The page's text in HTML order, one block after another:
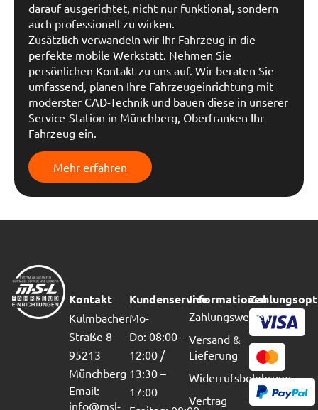
darauf ausgerichtet, nicht nur funktional, sondern
auch professionell zu wirken.
Zusätzlich verwandeln wir Ihr Fahrzeug in die
perfekte mobile Werkstatt. Nehmen Sie
persönlichen Kontakt zu uns auf. Wir beraten Sie
umfassend, planen Ihre Fahrzeugeinrichtung mit
moderster CAD-Technik und bauen diese in unserer
Service-Station in Münchberg, Oberfranken Ihr
Fahrzeug ein.
Mehr erfahren
Kontakt
Kulmbacher
Straße 8
95213
Münchberg
Email:
info@msl-
Kundenservice
Mo-
Do: 08:00 –
12:00 /
13:30 –
17:00
Informationen
Zahlungsweisen
Versand &
Lieferung
Widerrufsbelehrung
Vertrag